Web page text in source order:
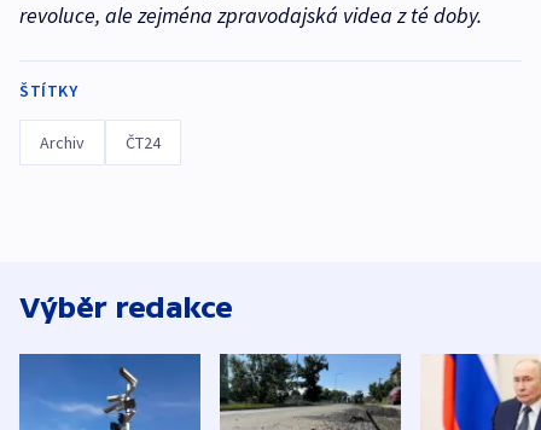
revoluce, ale zejména zpravodajská videa z té doby.
ŠTÍTKY
Archiv ČT24
Výběr redakce